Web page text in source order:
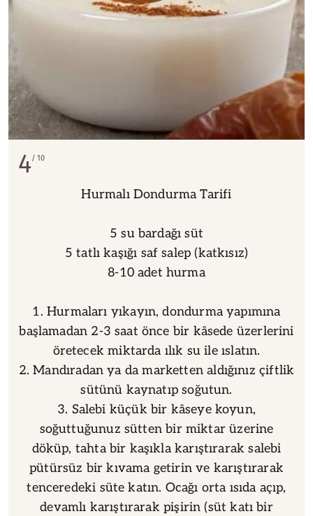
4 10
Hurmalı Dondurma Tarifi
5 su bardağı süt
5 tatlı kaşığı saf salep (katkısız)
8-10 adet hurma
1. Hurmaları yıkayın, dondurma yapımına
başlamadan 2-3 saat önce bir kâsede üzerlerini
öretecek miktarda ılık su ile ıslatın.
2. Mandıradan ya da marketten aldığınız çiftlik
sütünü kaynatıp soğutun.
3. Salebi küçük bir kâseye koyun,
soğuttuğunuz sütten bir miktar üzerine
döküp, tahta bir kaşıkla karıştırarak salebi
pütürsüz bir kıvama getirin ve karıştırarak
tenceredeki süte katın. Ocağı orta ısıda açıp,
devamlı karıştırarak pişirin (süt katı bir